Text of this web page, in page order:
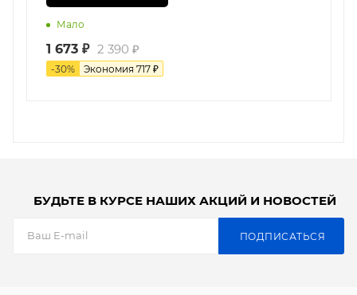
Мало
1 673 ₽ 2 390 ₽
-30% Экономия 717 ₽
БУДЬТЕ В КУРСЕ НАШИХ АКЦИЙ И НОВОСТЕЙ
ПОДПИСАТЬСЯ